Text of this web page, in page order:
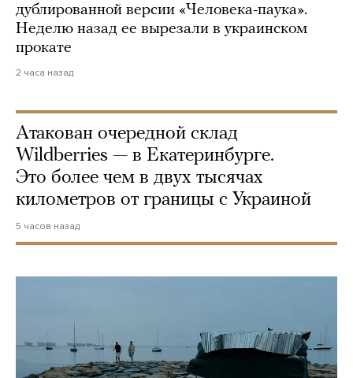
дублированной версии «Человека-паука».
Неделю назад ее вырезали в украинском
прокате
2 часа назад
Атакован очередной склад
Wildberries — в Екатеринбурге.
Это более чем в двух тысячах
километров от границы с Украиной
5 часов назад